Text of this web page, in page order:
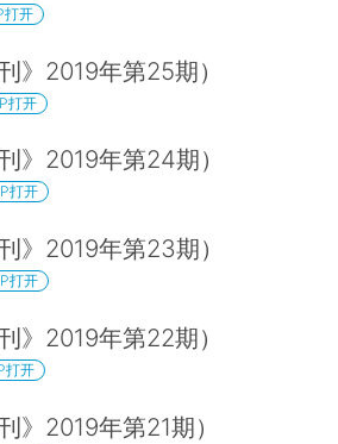
打开
》2019年第25期）
打开
》2019年第24期）
打开
》2019年第23期）
打开
》2019年第22期）
打开
》2019年第21期）